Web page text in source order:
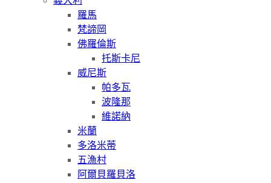
羅馬
梵諦岡
佛羅倫斯
托斯卡尼
威尼斯
帕多瓦
波隆那
維諾納
米蘭
多洛米蒂
五漁村
阿爾貝羅貝洛